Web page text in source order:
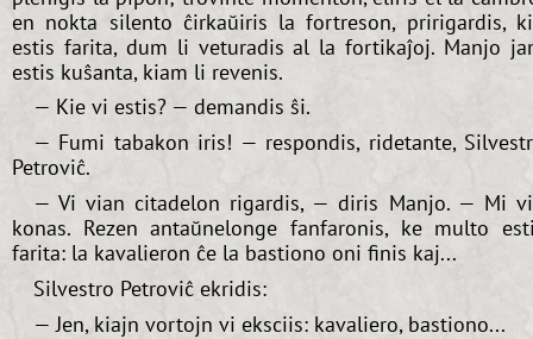
en nokta silento ĉirkaŭiris la fortreson, pririgardis,
estis farita, dum li veturadis al la fortikaĵoj. Manjo
estis kuŝanta, kiam li revenis.
— Kie vi estis? — demandis ŝi.
— Fumi tabakon iris! — respondis, ridetante,
Petroviĉ.
— Vi vian citadelon rigardis, — diris Manjo. — Mi
konas. Rezen antaŭnelonge fanfaronis, ke multo
farita: la kavalieron ĉe la bastiono oni finis kaj...
Silvestro Petroviĉ ekridis:
— Jen, kiajn vortojn vi eksciis: kavaliero, bastiono...